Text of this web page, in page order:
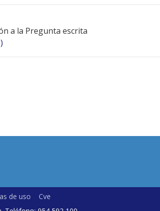
a la Pregunta escrita
de uso
Cve